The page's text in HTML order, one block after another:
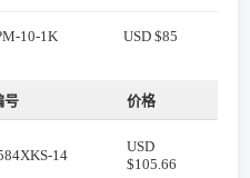
10-1K USD $85
号 价格
14
USD
$105.66